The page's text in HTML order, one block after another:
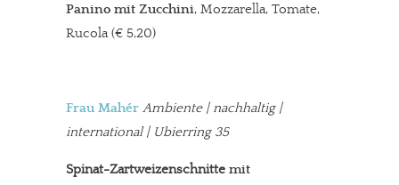
Panino mit Zucchini, Mozzarella, Tomate,
Rucola (€ 5,20)
Frau Mahér Ambiente | nachhaltig |
international | Ubierring 35
Spinat-Zartweizenschnitte mit